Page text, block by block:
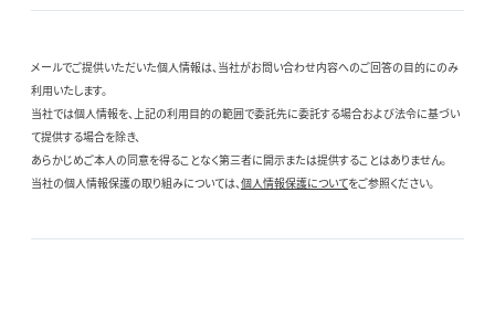
メールでご提供いただいた個人情報は、当社がお問い合わせ内容へのご回答の目的にのみ
利用いたします。
当社では個人情報を、上記の利用目的の範囲で委託先に委託する場合および法令に基づい
て提供する場合を除き、
あらかじめご本人の同意を得ることなく第三者に開示または提供することはありません。
当社の個人情報保護の取り組みについては、個人情報保護についてをご参照ください。